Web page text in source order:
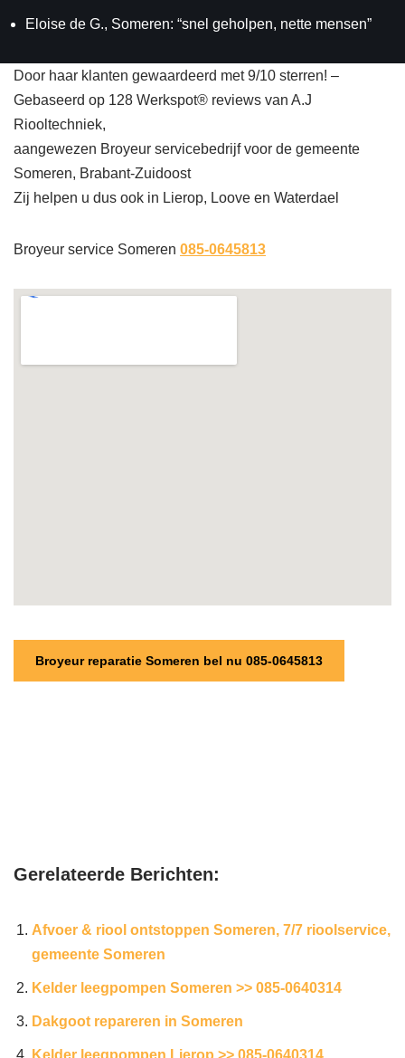
Eloise de G., Someren: “snel geholpen, nette mensen”
Door haar klanten gewaardeerd met 9/10 sterren! –
Gebaseerd op 128 Werkspot® reviews van A.J
Riooltechniek,
aangewezen Broyeur servicebedrijf voor de gemeente
Someren, Brabant-Zuidoost
Zij helpen u dus ook in Lierop, Loove en Waterdael
Broyeur service Someren 085-0645813
Broyeur reparatie Someren bel nu 085-0645813
Gerelateerde Berichten:
Afvoer & riool ontstoppen Someren, 7/7 rioolservice,
gemeente Someren
Kelder leegpompen Someren >> 085-0640314
Dakgoot repareren in Someren